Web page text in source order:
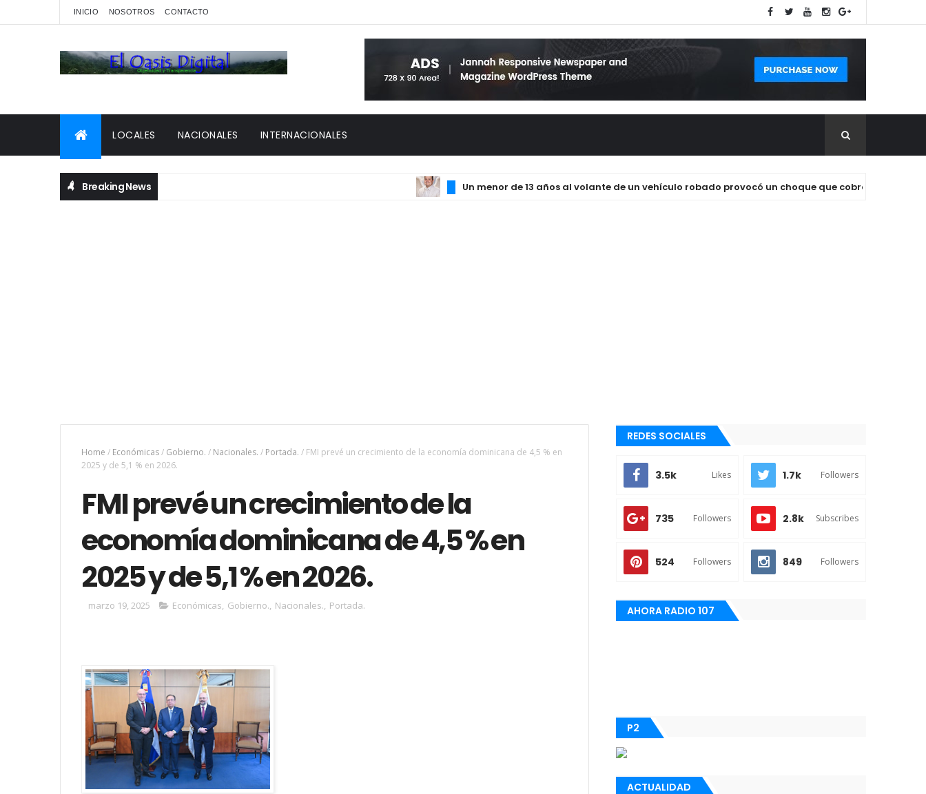
INICIO NOSOTROS CONTACTO
LOCALES NACIONALES INTERNACIONALES
Breaking News Un menor de 13 años al volante de un vehículo robado provocó un choque que cobró la vida de un
Home / Económicas/ Gobierno. / Nacionales. / Portada. / FMI prevé un crecimiento de la economía dominicana de 4,5 % en
2025 y de 5,1 % en 2026.
FMI prevé un crecimiento de la
economía dominicana de 4,5 % en
2025 y de 5,1 % en 2026.
marzo 19, 2025 Económicas, Gobierno., Nacionales., Portada.
REDES SOCIALES
3.5k Likes 1.7k Followers
735 Followers 2.8k Subscribes
524 Followers 849 Followers
AHORA RADIO 107
P2
ACTUALIDAD